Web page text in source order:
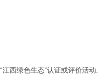
西绿色生态”认证或评价活